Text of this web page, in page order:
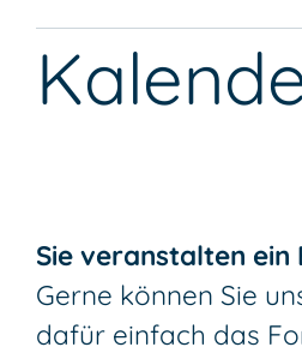
Sie veranstalten ein
Gerne können Sie
dafür einfach das